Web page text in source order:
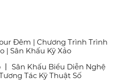
Đêm | Chương Trình Trình
| Sân Khấu Kỹ Xảo
Sân Khấu Biểu Diễn Nghệ
Tác Kỹ Thuật Số